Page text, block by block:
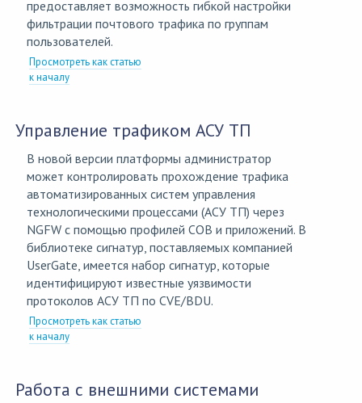
предоставляет возможность гибкой настройки
фильтрации почтового трафика по группам
пользователей.
Просмотреть как статью
к началу
Управление трафиком АСУ ТП
В новой версии платформы администратор
может контролировать прохождение трафика
автоматизированных систем управления
технологическими процессами (АСУ ТП) через
NGFW с помощью профилей СОВ и приложений. В
библиотеке сигнатур, поставляемых компанией
UserGate, имеется набор сигнатур, которые
идентифицируют известные уязвимости
протоколов АСУ ТП по CVE/BDU.
Просмотреть как статью
к началу
Работа с внешними системами